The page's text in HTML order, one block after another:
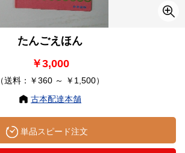
たんごえほん
￥3,000
（送料：￥360 ～ ￥1,500）
古本配達本舗
単品スピード注文